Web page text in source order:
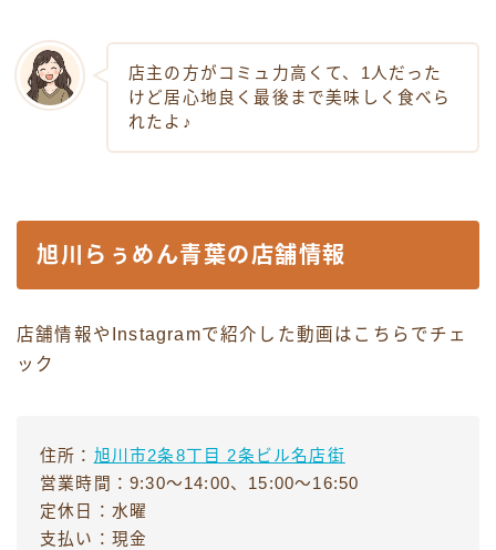
店主の方がコミュ力高くて、1人だった
けど居心地良く最後まで美味しく食べら
れたよ♪
旭川らぅめん青葉の店舗情報
店舗情報やInstagramで紹介した動画はこちらでチェ
ック
住所： 旭川市2条8丁目 2条ビル名店街
営業時間：9:30〜14:00、15:00〜16:50
定休日：水曜
支払い：現金